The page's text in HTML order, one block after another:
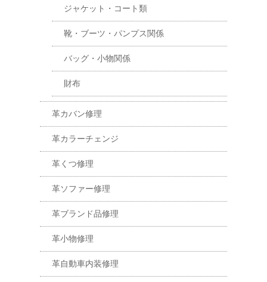
ジャケット・コート類
靴・ブーツ・パンプス関係
バッグ・小物関係
財布
革カバン修理
革カラーチェンジ
革くつ修理
革ソファー修理
革ブランド品修理
革小物修理
革自動車内装修理